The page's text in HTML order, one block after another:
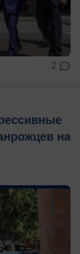
2
на